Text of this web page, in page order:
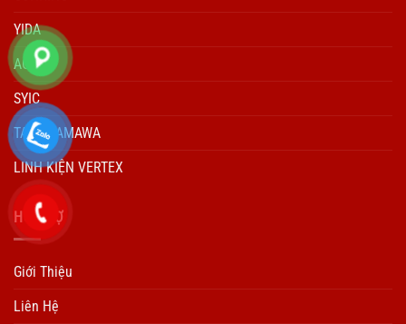
YIDA
ACCUD
SYIC
TARO YAMAWA
LINH KIỆN VERTEX
HÕ TRỢ
Giới Thiệu
Liên Hệ